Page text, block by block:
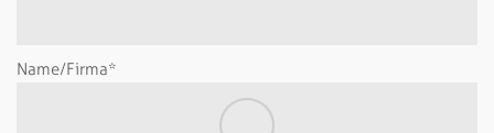
Name/Firma*